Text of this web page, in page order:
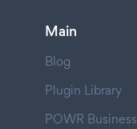
Main
Blog
Plugin Library
POWR Business